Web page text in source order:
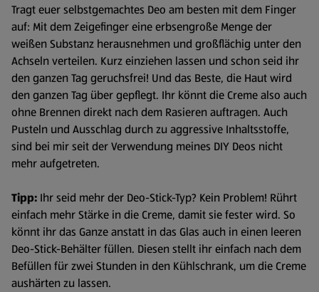
Tragt euer selbstgemachtes Deo am besten mit dem Finger
auf: Mit dem Zeigefinger eine erbsengroße Menge der
weißen Substanz herausnehmen und großflächig unter den
Achseln verteilen. Kurz einziehen lassen und schon seid ihr
den ganzen Tag geruchsfrei! Und das Beste, die Haut wird
den ganzen Tag über gepflegt. Ihr könnt die Creme also auch
ohne Brennen direkt nach dem Rasieren auftragen. Auch
Pusteln und Ausschlag durch zu aggressive Inhaltsstoffe,
sind bei mir seit der Verwendung meines DIY Deos nicht
mehr aufgetreten.
Tipp: Ihr seid mehr der Deo-Stick-Typ? Kein Problem! Rührt
einfach mehr Stärke in die Creme, damit sie fester wird. So
könnt ihr das Ganze anstatt in das Glas auch in einen leeren
Deo-Stick-Behälter füllen. Diesen stellt ihr einfach nach dem
Befüllen für zwei Stunden in den Kühlschrank, um die Creme
aushärten zu lassen.